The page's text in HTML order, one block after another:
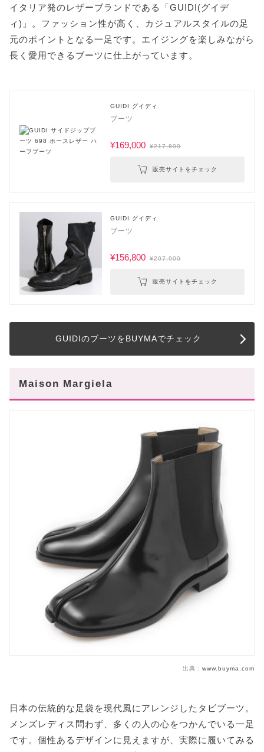
イタリア発のレザーブランドである「GUIDI(グイデ
ィ)」。ファッション性が高く、カジュアルスタイルの足
元のポイントとなる一足です。エイジングを楽しみながら
長く愛用できるブーツに仕上がっています。
GUIDI グイディ
ブーツ
¥169,000 ¥217,800
販売サイトをチェック
GUIDI グイディ
ブーツ
¥156,800 ¥207,900
販売サイトをチェック
GUIDIのブーツをBUYMAでチェック
Maison Margiela
出典： www.buyma.com
日本の伝統的な足袋を現代風にアレンジしたタビブーツ。
メンズレディス問わず、多くの人の心をつかんでいる一足
です。個性あるデザインに見えますが、実際に履いてみる